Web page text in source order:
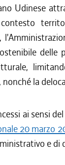
Udinese
delle
la
ai sensi
20 marzo
e di